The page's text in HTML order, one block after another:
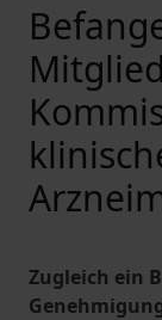
Zugleich ein